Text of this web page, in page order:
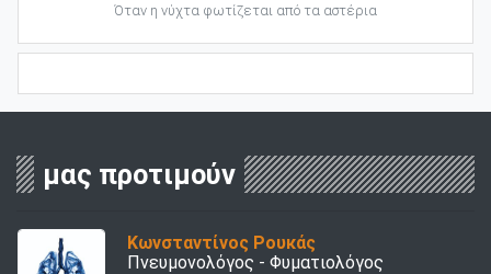
Όταν η νύχτα φωτίζεται από τα αστέρια
μας προτιμούν
Κωνσταντίνος Ρουκάς
Πνευμονολόγος - Φυματιολόγος